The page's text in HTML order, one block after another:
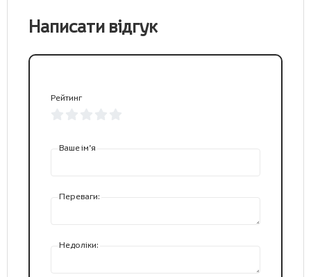
Написати відгук
Рейтинг
Ваше ім’я
Переваги:
Недоліки: